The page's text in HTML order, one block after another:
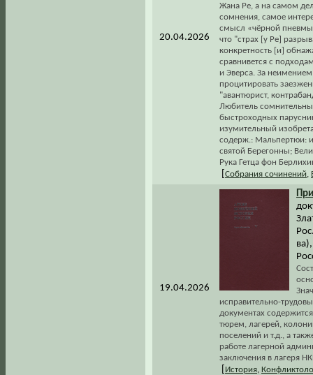
20.04.2026
Жана Ре, а на самом
сомнения, самое
смысл «чёрной
что "страх [у Ре]
конкретность [и]
сравнивется с
и Эверса. За
процитировать
"авантюрист,
Любитель
быстроходных
изумительный
содерж.: Мальпертюи:
святой Берегонны;
Рука Гетца фон
Собрания сочинений
19.04.2026
исправительно-
документах
тюрем, лагерей,
поселений и т.д., а
работе лагерной
заключения в лагеря
История